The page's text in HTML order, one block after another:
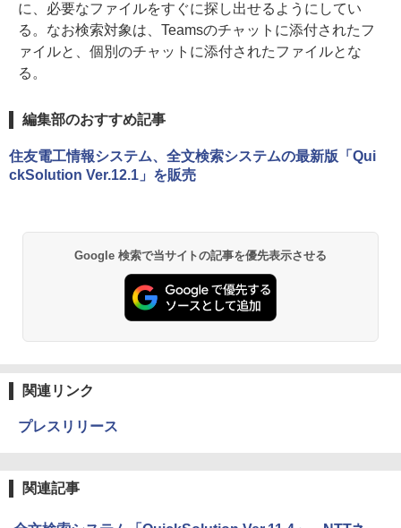
に、必要なファイルをすぐに探し出せるようにしてい
る。なお検索対象は、Teamsのチャットに添付されたフ
ァイルと、個別のチャットに添付されたファイルとな
る。
編集部のおすすめ記事
住友電工情報システム、全文検索システムの最新版「Qui
ckSolution Ver.12.1」を販売
Google 検索で当サイトの記事を優先表示させる
関連リンク
プレスリリース
関連記事